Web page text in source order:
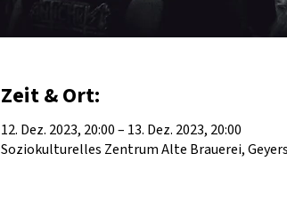
Zeit & Ort:
12. Dez. 2023, 20:00 – 13. Dez. 2023, 20:00
Soziokulturelles Zentrum Alte Brauerei,